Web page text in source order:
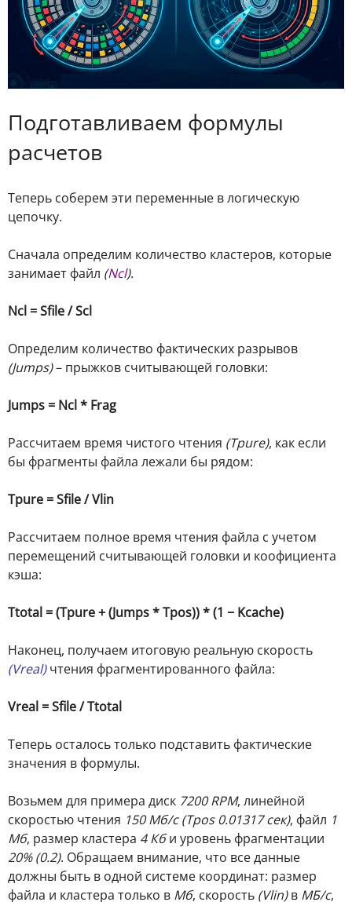
Подготавливаем формулы
расчетов
Теперь соберем эти переменные в логическую
цепочку.
Сначала определим количество кластеров, которые
занимает файл (Ncl).
Ncl = Sfile / Scl
Определим количество фактических разрывов
(Jumps)– прыжков считывающей головки:
Jumps = Ncl * Frag
Рассчитаем время чистого чтения (Tpure), как если
бы фрагменты файла лежали бы рядом:
Tpure = Sfile / Vlin
Рассчитаем полное время чтения файла с учетом
перемещений считывающей головки и коофициента
кэша:
Ttotal = (Tpure + (Jumps * Tpos)) * (1 − Kcache)
Наконец, получаем итоговую реальную скорость
(Vreal)чтения фрагментированного файла:
Vreal = Sfile / Ttotal
Теперь осталось только подставить фактические
значения в формулы.
Возьмем для примера диск 7200 RPM, линейной
скоростью чтения 150 Мб/c (Tpos 0.01317 сек), файл 1
Мб, размер кластера 4 Кби уровень фрагментации
20% (0.2). Обращаем внимание, что все данные
должны быть в одной системе координат: размер
файла и кластера только в Мб, скорость (Vlin)в МБ/с,